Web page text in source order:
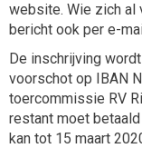
website. Wie zich al
bericht ook per e-
De inschrijving
voorschot op IBAN
toercommissie RV
restant moet
kan tot 15 maart